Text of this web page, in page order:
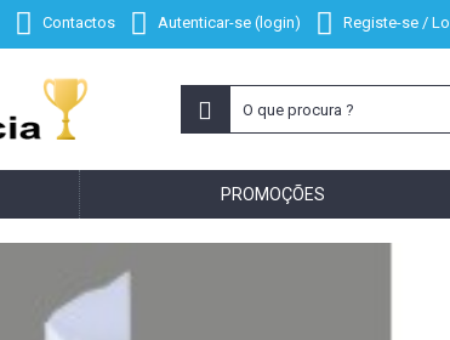
Contactos Autenticar-se (login) Registe-se /
PROMOÇÕES